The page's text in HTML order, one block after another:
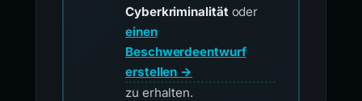
Cyberkriminalitätoder
einen
Beschwerdeentwurf
erstellen →
zu erhalten.